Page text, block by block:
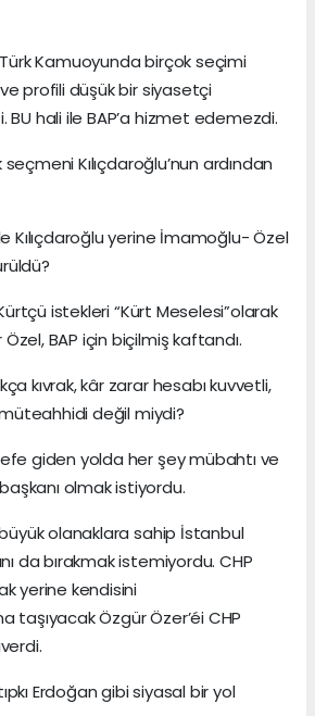
Türk Kamuoyunda birçok seçimi
profili düşük bir siyasetçi
hali ile BAP’a hizmet edemezdi.
seçmeni Kılıçdaroğlu’nun ardından
Kılıçdaroğlu yerine İmamoğlu- Özel
istekleri “Kürt Meselesi”olarak
BAP için biçilmiş kaftandı.
kıvrak, kâr zarar hesabı kuvvetli,
değil miydi?
giden yolda her şey mübahtı ve
olmak istiyordu.
olanaklara sahip İstanbul
da bırakmak istemiyordu. CHP
yerine kendisini
taşıyacak Özgür Özer’éi CHP
Erdoğan gibi siyasal bir yol